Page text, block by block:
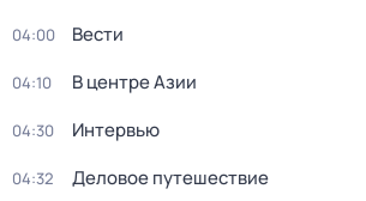
04:00 Вести
04:10 В центре Азии
04:30 Интервью
04:32 Деловое путешествие